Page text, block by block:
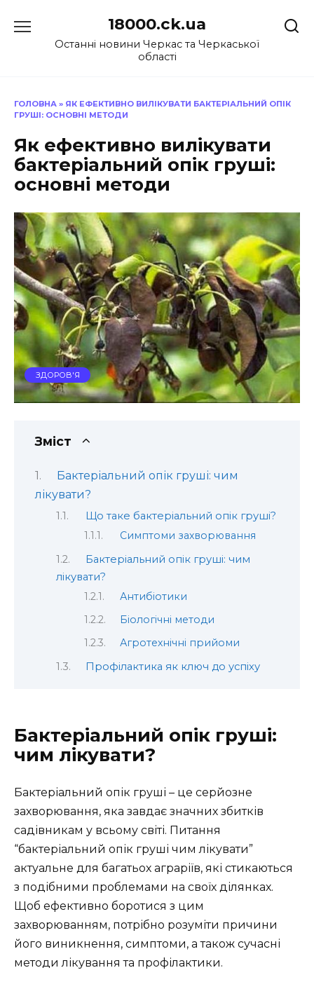
до
18000.ck.ua
Останні новини Черкас та Черкаської
області
ГОЛОВНА » ЯК ЕФЕКТИВНО ВИЛІКУВАТИ БАКТЕРІАЛЬНИЙ ОПІК
ГРУШІ: ОСНОВНІ МЕТОДИ
Як ефективно вилікувати
бактеріальний опік груші:
основні методи
ЗДОРОВ'Я
Зміст
Бактеріальний опік груші: чим
лікувати?
Що таке бактеріальний опік груші?
Симптоми захворювання
Бактеріальний опік груші: чим
лікувати?
Антибіотики
Біологічні методи
Агротехнічні прийоми
Профілактика як ключ до успіху
Бактеріальний опік груші:
чим лікувати?
Бактеріальний опік груші – це серйозне
захворювання, яка завдає значних збитків
садівникам у всьому світі. Питання
“бактеріальний опік груші чим лікувати”
актуальне для багатьох аграріїв, які стикаються
з подібними проблемами на своїх ділянках.
Щоб ефективно боротися з цим
захворюванням, потрібно розуміти причини
його виникнення, симптоми, а також сучасні
методи лікування та профілактики.